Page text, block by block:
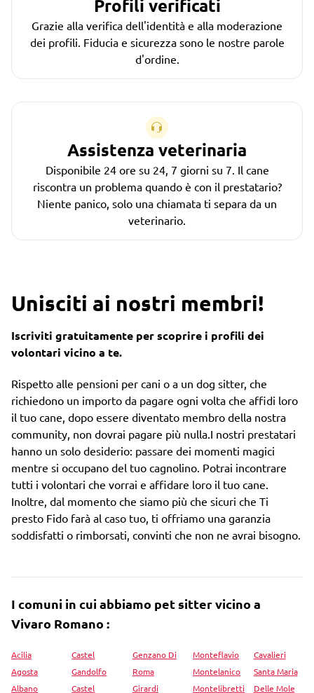
Profili verificati
Grazie alla verifica dell'identità e alla moderazione
dei profili. Fiducia e sicurezza sono le nostre parole
d'ordine.
Assistenza veterinaria
Disponibile 24 ore su 24, 7 giorni su 7. Il cane
riscontra un problema quando è con il prestatario?
Niente panico, solo una chiamata ti separa da un
veterinario.
Unisciti ai nostri membri!
Iscriviti gratuitamente per scoprire i profili dei
volontari vicino a te.
Rispetto alle pensioni per cani o a un dog sitter, che
richiedono un importo da pagare ogni volta che affidi loro
il tuo cane, dopo essere diventato membro della nostra
community, non dovrai pagare più nulla.I nostri prestatari
hanno un solo desiderio: passare dei momenti magici
mentre si occupano del tuo cagnolino. Potrai incontrare
tutti i volontari che vorrai e affidare loro il tuo cane.
Inoltre, dal momento che siamo più che sicuri che Ti
presto Fido farà al caso tuo, ti offriamo una garanzia
soddisfatti o rimborsati, convinti che non ne avrai bisogno.
I comuni in cui abbiamo pet sitter vicino a
Vivaro Romano :
Acilia
Agosta
Albano
Castel
Gandolfo
Castel
Genzano Di
Roma
Girardi
Monteflavio
Montelanico
Montelibretti
Cavalieri
Santa Maria
Delle Mole